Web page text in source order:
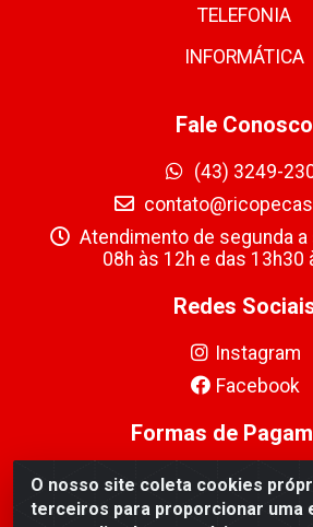
O nosso site coleta cookies
terceiros para proporcionar uma
TELEFONIA
INFORMÁTICA
Fale Conosco
(43) 3249-
Atendimento de segunda
08h às 12h e das 13h30
Redes
Instagram
Facebook
Formas de